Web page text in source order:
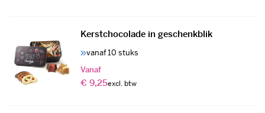
Kerstchocolade in geschenkblik
vanaf 10 stuks
Vanaf
€ 9,25